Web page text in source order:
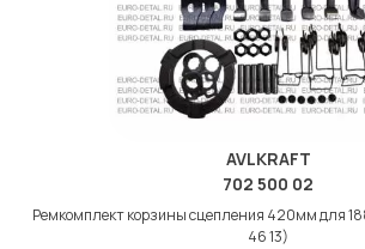
AVLKRAFT
702 500 02
Ремкомплект корзины сцепления 420мм для
46 13)